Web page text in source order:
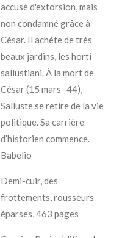
accusé d'extorsion, mais
non condamné grâce à
César. Il achète de très
beaux jardins, les horti
sallustiani. À la mort de
César (15 mars -44),
Salluste se retire de la vie
politique. Sa carrière
d’historien commence.
Babelio
Demi-cuir, des
frottements, rousseurs
éparses, 463 pages